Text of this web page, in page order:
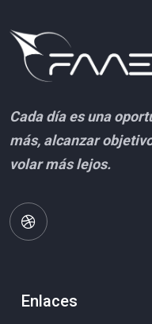
Cada día es una
más, alcanzar
volar más lejos.
Enlaces